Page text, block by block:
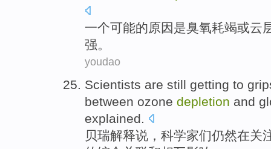
一个可能的原因是臭氧耗竭或云
强。
youdao
Scientists are still getting to
between ozone depletion and
explained.
贝瑞解释说， 科学家们仍然在关